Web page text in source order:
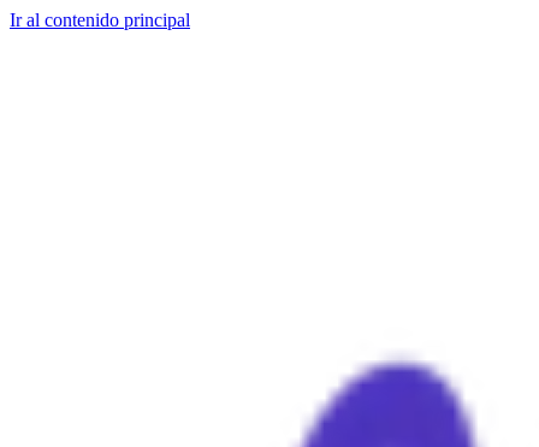
Ir al contenido principal